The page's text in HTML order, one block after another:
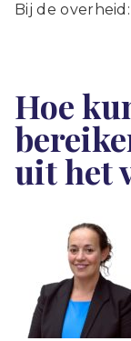
Bij de overheid:
Hoe
uit het